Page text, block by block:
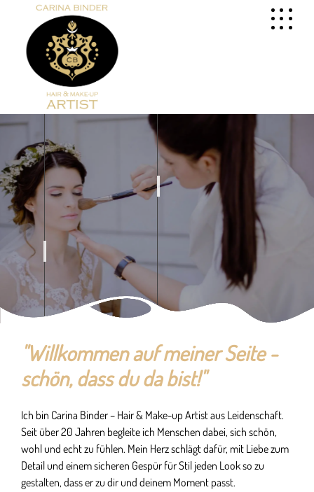
"Willkommen auf meiner Seite -
schön, dass du da bist!"
Ich bin Carina Binder – Hair & Make-up Artist aus Leidenschaft.
Seit über 20 Jahren begleite ich Menschen dabei, sich schön,
wohl und echt zu fühlen. Mein Herz schlägt dafür, mit Liebe zum
Detail und einem sicheren Gespür für Stil jeden Look so zu
gestalten, dass er zu dir und deinem Moment passt.